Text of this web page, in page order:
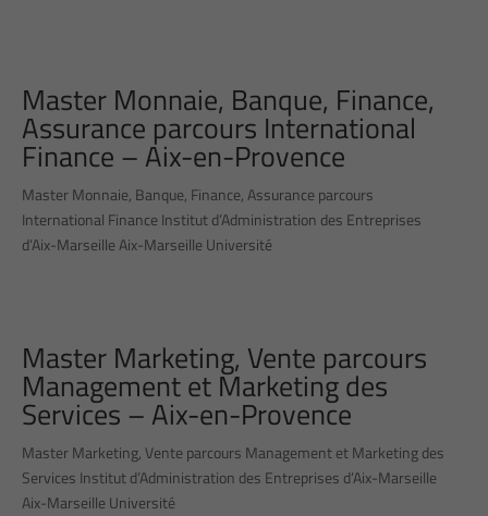
Master Monnaie, Banque, Finance,
Assurance parcours International
Finance – Aix-en-Provence
Master Monnaie, Banque, Finance, Assurance parcours
International Finance Institut d’Administration des Entreprises
d’Aix-Marseille Aix-Marseille Université
Master Marketing, Vente parcours
Management et Marketing des
Services – Aix-en-Provence
Master Marketing, Vente parcours Management et Marketing des
Services Institut d’Administration des Entreprises d’Aix-Marseille
Aix-Marseille Université